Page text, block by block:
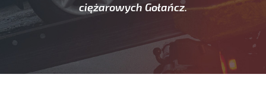
ciężarowych Gołańcz.